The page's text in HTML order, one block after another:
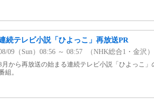
続テレビ小説「ひよっこ」再放送PR
09（Sun）08:56 ～ 08:57 （NHK総合1・金沢）
月から再放送の始まる連続テレビ小説「ひよっこ
組。